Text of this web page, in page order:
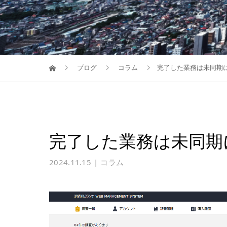
ブログ コラム 完了した業務は未同期
完了した業務は未同
2024.11.15 コラム